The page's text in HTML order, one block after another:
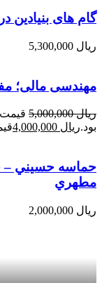
گام های
ریال
مهندسی مالی؛
ریال5,000,000
بود.ریال
حماسه حسيني –
مطهري
ریال